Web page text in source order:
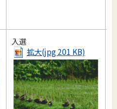
入選
拡大(jpg 201 KB)